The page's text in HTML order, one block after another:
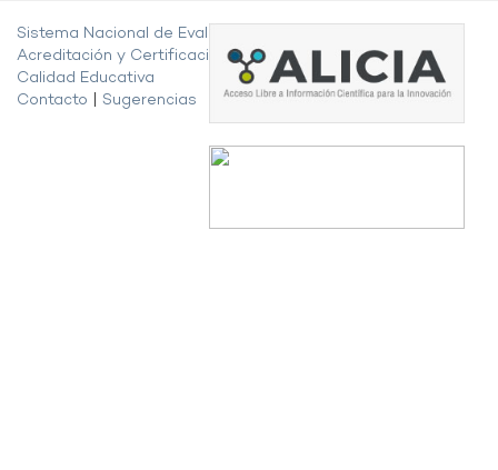
Sistema Nacional de Evaluación,
Acreditación y Certificación de la
Calidad Educativa
Contacto
Sugerencias